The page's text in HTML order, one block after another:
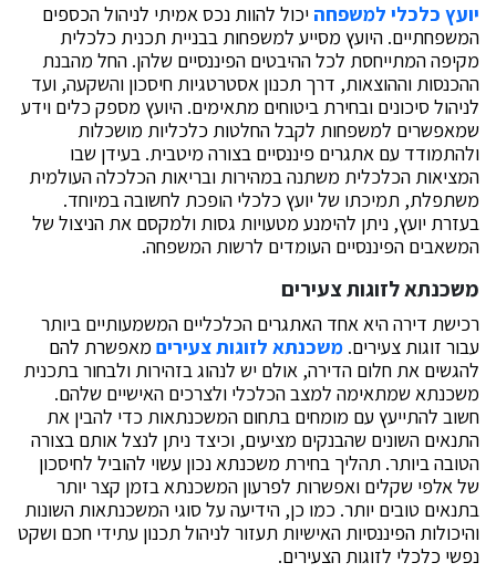
יועץ כלכלי למשפחה יכול להוות נכס אמיתי לניהול הכספים
המשפחתיים. היועץ מסייע למשפחות בבניית תכנית כלכלית
מקיפה המתייחסת לכל ההיבטים הפיננסיים שלהן. החל מהבנת
ההכנסות וההוצאות, דרך תכנון אסטרטגיות חיסכון והשקעה, ועד
לניהול סיכונים ובחירת ביטוחים מתאימים. היועץ מספק כלים וידע
שמאפשרים למשפחות לקבל החלטות כלכליות מושכלות
ולהתמודד עם אתגרים פיננסיים בצורה מיטבית. בעידן שבו
המציאות הכלכלית משתנה במהירות ובריאות הכלכלה העולמית
משתפלת, תמיכתו של יועץ כלכלי הופכת לחשובה במיוחד.
בעזרת יועץ, ניתן להימנע מטעויות גסות ולמקסם את הניצול של
המשאבים הפיננסיים העומדים לרשות המשפחה.
משכנתא לזוגות צעירים
רכישת דירה היא אחד האתגרים הכלכליים המשמעותיים ביותר
עבור זוגות צעירים. משכנתא לזוגות צעירים מאפשרת להם
להגשים את חלום הדירה, אולם יש לנהוג בזהירות ולבחור בתכנית
משכנתא שמתאימה למצב הכלכלי ולצרכים האישיים שלהם.
חשוב להתייעץ עם מומחים בתחום המשכנתאות כדי להבין את
התנאים השונים שהבנקים מציעים, וכיצד ניתן לנצל אותם בצורה
הטובה ביותר. תהליך בחירת משכנתא נכון עשוי להוביל לחיסכון
של אלפי שקלים ואפשרות לפרעון המשכנתא בזמן קצר יותר
בתנאים טובים יותר. כמו כן, הידיעה על סוגי המשכנתאות השונות
והיכולות הפיננסיות האישיות תעזור לניהול תכנון עתידי חכם ושקט
נפשי כלכלי לזוגות הצעירים.